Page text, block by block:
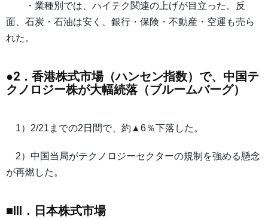
・業種別では、ハイテク関連の上げが目立った。反
面、石炭・石油は安く、銀行・保険・不動産・空運も売ら
れた。
●2．香港株式市場（ハンセン指数）で、中国テ
クノロジー株が大幅続落（ブルームバーグ）
1）2/21までの2日間で、約▲6％下落した。
2）中国当局がテクノロジーセクターの規制を強める懸念
が再燃した。
■III．日本株式市場